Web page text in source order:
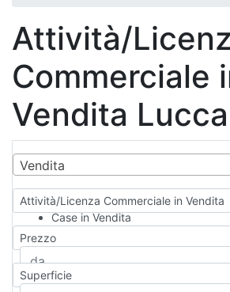
Attività/
Commerciale
Vendita Lucca
Vendita
Attività/Licenza Commerciale in Vendita
Case in Vendita
Qualsiasi
Appartamento
Casa indipendente
Casa Semi-indipendente
Prezzo
Superficie